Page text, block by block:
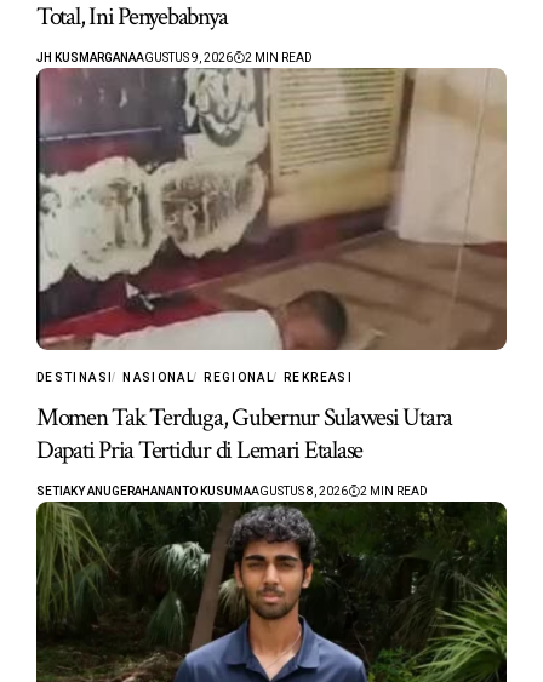
Total, Ini Penyebabnya
JH KUSMARGANAAGUSTUS 9, 2026 2 MIN READ
DESTINASI NASIONAL REGIONAL REKREASI
Momen Tak Terduga, Gubernur Sulawesi Utara
Dapati Pria Tertidur di Lemari Etalase
SETIAKY ANUGERAHANANTO KUSUMAAGUSTUS 8, 2026 2 MIN READ